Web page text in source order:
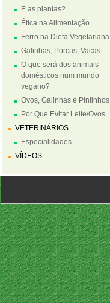
E as plantas?
Ética na Alimentação
Ferro na Dieta Vegetariana
Galinhas, Porcas, Vacas
O que será dos animais
domésticos num mundo
vegano?
Ovos, Galinhas e Pintinhos
Por Que Evitar Leite/Ovos
VETERINÁRIOS
Especialidades
VÍDEOS